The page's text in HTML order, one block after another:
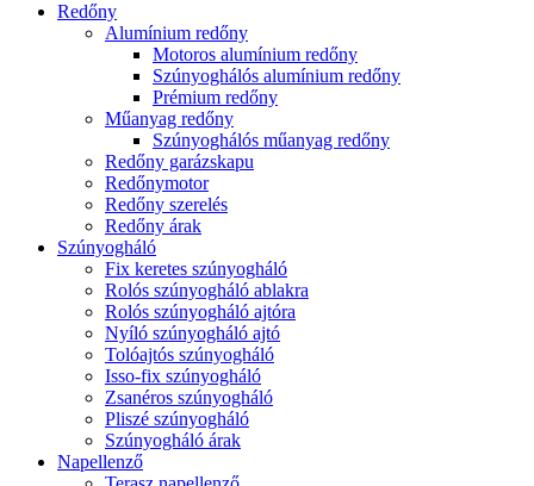
Redőny
Alumínium redőny
Motoros alumínium redőny
Szúnyoghálós alumínium redőny
Prémium redőny
Műanyag redőny
Szúnyoghálós műanyag redőny
Redőny garázskapu
Redőnymotor
Redőny szerelés
Redőny árak
Szúnyogháló
Fix keretes szúnyogháló
Rolós szúnyogháló ablakra
Rolós szúnyogháló ajtóra
Nyíló szúnyogháló ajtó
Tolóajtós szúnyogháló
Isso-fix szúnyogháló
Zsanéros szúnyogháló
Pliszé szúnyogháló
Szúnyogháló árak
Napellenző